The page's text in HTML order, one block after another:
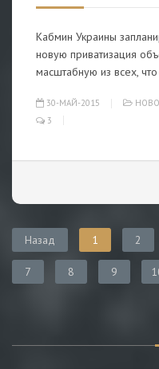
Кабмин Украины
новую приватизация
масштабную из всех,
30-МАЙ-2015
3
Назад 1 2
7 8 9